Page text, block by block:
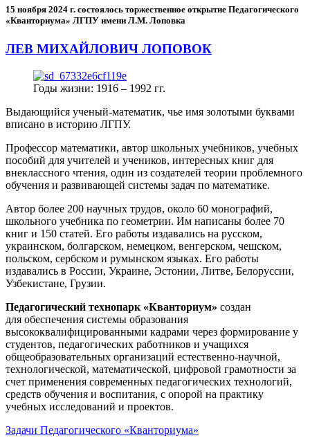
15 ноября 2024 г. состоялось торжественное открытие Педагогического
«Кванториума» ЛГПУ имени Л.М. Лоповка
ЛЕВ МИХАЙЛОВИЧ ЛОПОВОК
Годы жизни: 1916 – 1992 гг.
Выдающийся ученый-математик, чье имя золотыми буквами
вписано в историю ЛГПУ.
Профессор математики, автор школьных учебников, учебных
пособий для учителей и учеников, интересных книг для
внеклассного чтения, один из создателей теории проблемного
обучения и развивающей системы задач по математике.
Автор более 200 научных трудов, около 60 монографий,
школьного учебника по геометрии. Им написаны более 70
книг и 150 статей. Его работы издавались на русском,
украинском, болгарском, немецком, венгерском, чешском,
польском, сербском и румынском языках. Его работы
издавались в России, Украине, Эстонии, Литве, Белоруссии,
Узбекистане, Грузии.
Педагогический технопарк «Кванториум» создан
для обеспечения системы образования
высококвалифицированными кадрами через формирование у
студентов, педагогических работников и учащихся
общеобразовательных организаций естественно-научной,
технологической, математической, цифровой грамотности за
счет применения современных педагогических технологий,
средств обучения и воспитания, с опорой на практику
учебных исследований и проектов.
Задачи Педагогического «Кванториума»